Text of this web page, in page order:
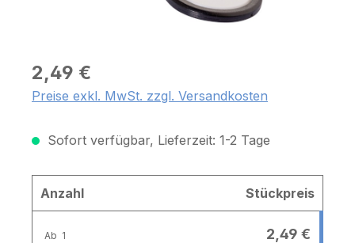
2,49 €
Preise exkl. MwSt. zzgl. Versandkosten
Sofort verfügbar, Lieferzeit: 1-2 Tage
Anzahl Stückpreis
Ab 1 2,49 €